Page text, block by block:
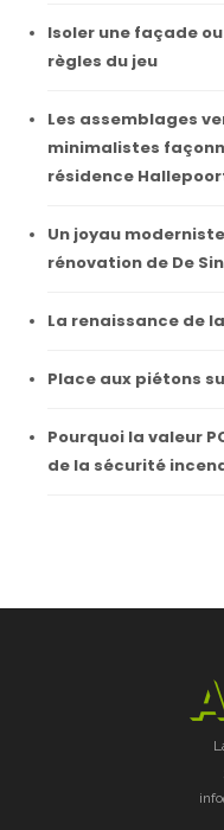
Isoler une façade
règles du jeu
Les assemblages
minimalistes
résidence
Un joyau
rénovation de De
La renaissance de
Place aux piétons
Pourquoi la valeur
de la sécurité